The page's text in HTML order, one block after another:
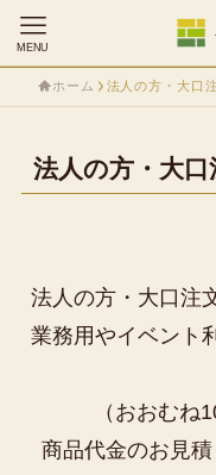
MENU
ホーム 法人の方・大口
法人の方・大
法人の方・大口注
業務用やイベント
（おおむね
商品代金のお見